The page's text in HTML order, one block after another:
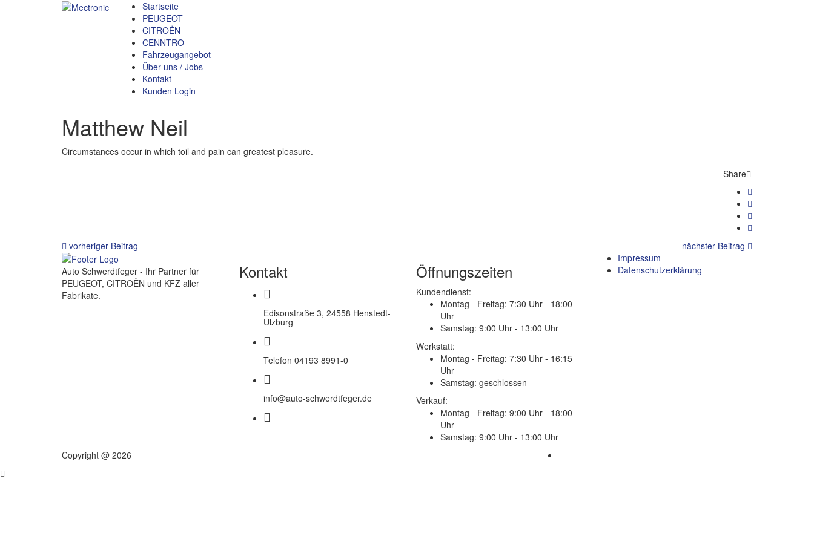
Startseite
PEUGEOT
CITROËN
CENNTRO
Fahrzeugangebot
Über uns / Jobs
Kontakt
Kunden Login
Matthew Neil
Circumstances occur in which toil and pain can greatest pleasure.
Share
vorheriger Beitrag nächster Beitrag
Auto Schwerdtfeger - Ihr Partner für
PEUGEOT, CITROËN und KFZ aller
Fabrikate.
Kontakt
Edisonstraße 3, 24558 Henstedt-
Ulzburg
Telefon 04193 8991-0
info@auto-schwerdtfeger.de
Öffnungszeiten
Kundendienst:
Montag - Freitag: 7:30 Uhr - 18:00
Uhr
Samstag: 9:00 Uhr - 13:00 Uhr
Werkstatt:
Montag - Freitag: 7:30 Uhr - 16:15
Uhr
Samstag: geschlossen
Verkauf:
Montag - Freitag: 9:00 Uhr - 18:00
Uhr
Samstag: 9:00 Uhr - 13:00 Uhr
Impressum
Datenschutzerklärung
Copyright @ 2026